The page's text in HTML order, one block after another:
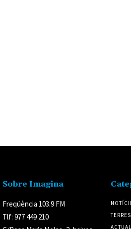
Sobre Imagina
Freqüència 103.9 FM
Tlf: 977 449 210